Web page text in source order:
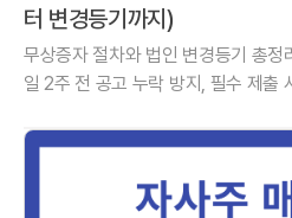
터 변경등기까지)
무상증자 절차와 법인 변경등기 총정
일 2주 전 공고 누락 방지, 필수 제출